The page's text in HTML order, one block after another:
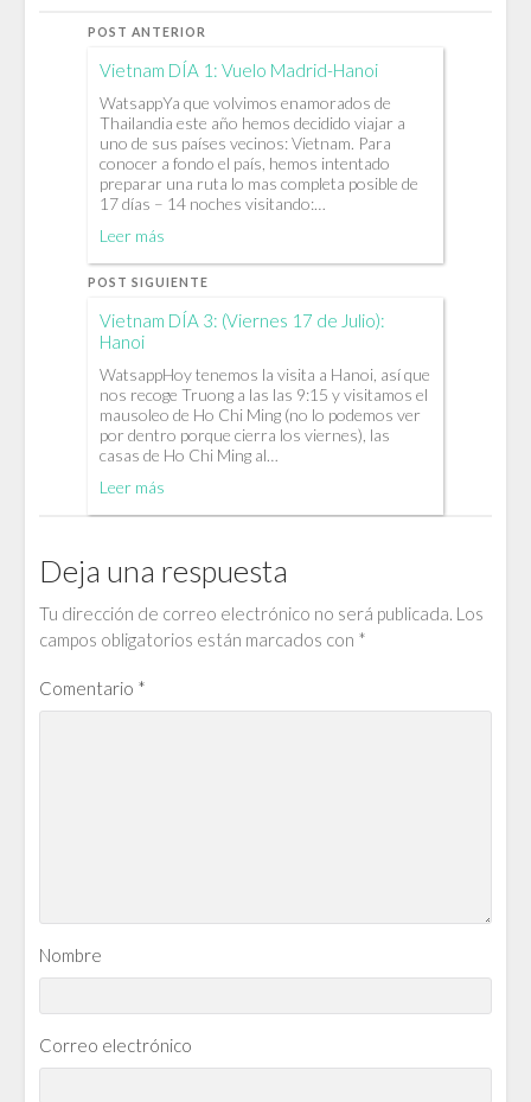
POST ANTERIOR
Vietnam DÍA 1: Vuelo Madrid-Hanoi
WatsappYa que volvimos enamorados de
Thailandia este año hemos decidido viajar a
uno de sus países vecinos: Vietnam. Para
conocer a fondo el país, hemos intentado
preparar una ruta lo mas completa posible de
17 días – 14 noches visitando:…
Leer más
POST SIGUIENTE
Vietnam DÍA 3: (Viernes 17 de Julio):
Hanoi
WatsappHoy tenemos la visita a Hanoi, así que
nos recoge Truong a las las 9:15 y visitamos el
mausoleo de Ho Chi Ming (no lo podemos ver
por dentro porque cierra los viernes), las
casas de Ho Chi Ming al…
Leer más
Deja una respuesta
Tu dirección de correo electrónico no será publicada. Los
campos obligatorios están marcados con *
Comentario *
Nombre
Correo electrónico